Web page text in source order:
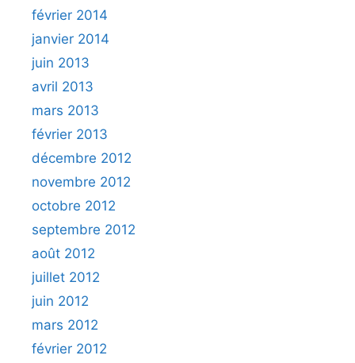
février 2014
janvier 2014
juin 2013
avril 2013
mars 2013
février 2013
décembre 2012
novembre 2012
octobre 2012
septembre 2012
août 2012
juillet 2012
juin 2012
mars 2012
février 2012